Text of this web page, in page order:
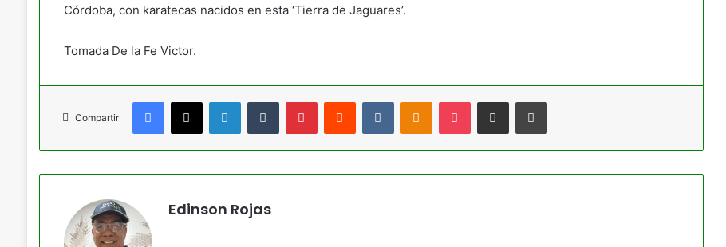
Córdoba, con karatecas nacidos en esta ‘Tierra de Jaguares’.
Tomada De la Fe Victor.
Compartir
Facebook
X LinkedInTumblr PinterestReddit VKontakteOdnoklassniki
Pocket Compartir por correo electrónicoImprimir
Edinson Rojas